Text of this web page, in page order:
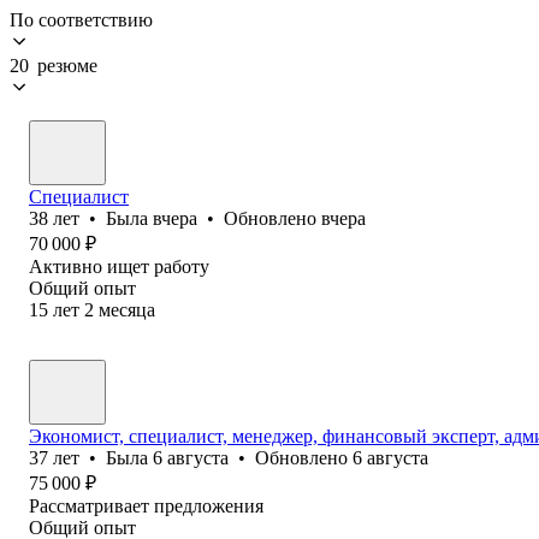
По соответствию
20 резюме
Специалист
38 лет • Была вчера • Обновлено вчера
70 000 ₽
Активно ищет работу
Общий опыт
15 лет 2 месяца
Экономист, специалист, менеджер, финансовый эксперт,
37 лет • Была 6 августа • Обновлено 6 августа
75 000 ₽
Рассматривает предложения
Общий опыт